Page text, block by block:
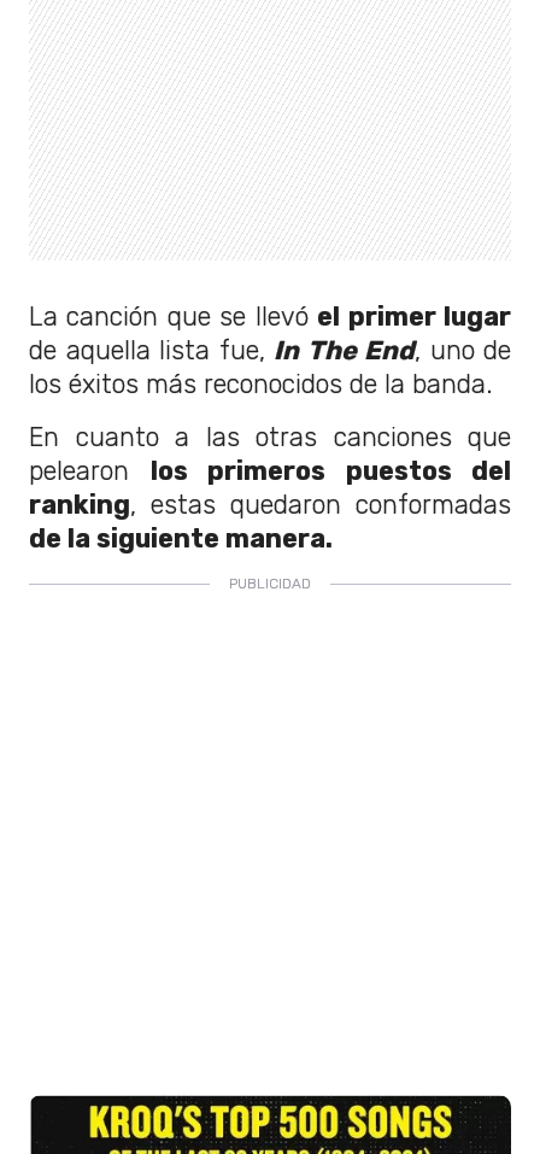
La canción que se llevó el primer lugar
de aquella lista fue, In The End, uno de
los éxitos más reconocidos de la banda.
En cuanto a las otras canciones que
pelearon los primeros puestos del
ranking, estas quedaron conformadas
de la siguiente manera.